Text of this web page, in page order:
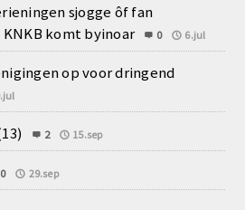
sjogge ôf fan
komt byinoar
0 6.jul
op voor dringend
2 15.sep
0 29.sep